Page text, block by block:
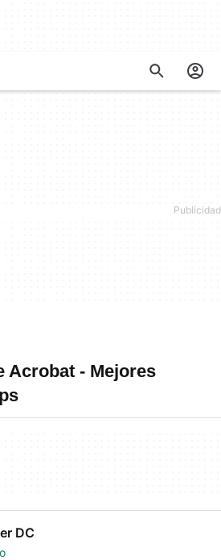
Acrobat - Mejores
DC